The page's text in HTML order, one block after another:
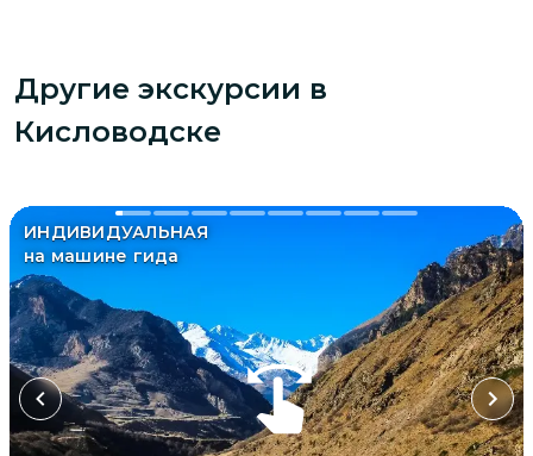
Другие экскурсии в
Кисловодске
ИНДИВИДУАЛЬНАЯ
на машине гида